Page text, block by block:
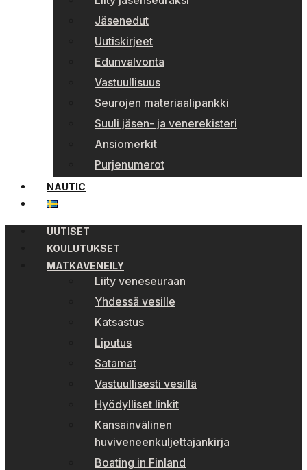
Jäsenedut
Uutiskirjeet
Edunvalvonta
Vastuullisuus
Seurojen materiaalipankki
Suuli jäsen- ja venerekisteri
Ansiomerkit
Purjenumerot
NAUTIC
UUTISET
KOULUTUKSET
MATKAVENEILY
Liity veneseuraan
Yhdessä vesille
Katsastus
Liputus
Satamat
Vastuullisesti vesillä
Hyödylliset linkit
Kansainvälinen
huviveneenkuljettajankirja
Boating in Finland